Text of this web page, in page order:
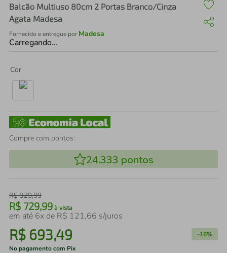
Balcão Multiuso 80cm 2 Portas Branco/Cinza
Agata Madesa
Fornecido e entregue por Madesa
Carregando…
Cor
Compre com pontos:
24.333 pontos
R$829,99
R$ 729,99 à vista
em até 6x de R$ 121,66 s/juros
R$ 693,49 -16%
No pagamento com Pix